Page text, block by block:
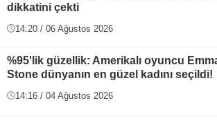
dikkatini çekti
14:20 / 06 Ağustos 2026
%95'lik güzellik: Amerikalı oyuncu
Stone dünyanın en güzel kadını seçildi!
14:16 / 04 Ağustos 2026